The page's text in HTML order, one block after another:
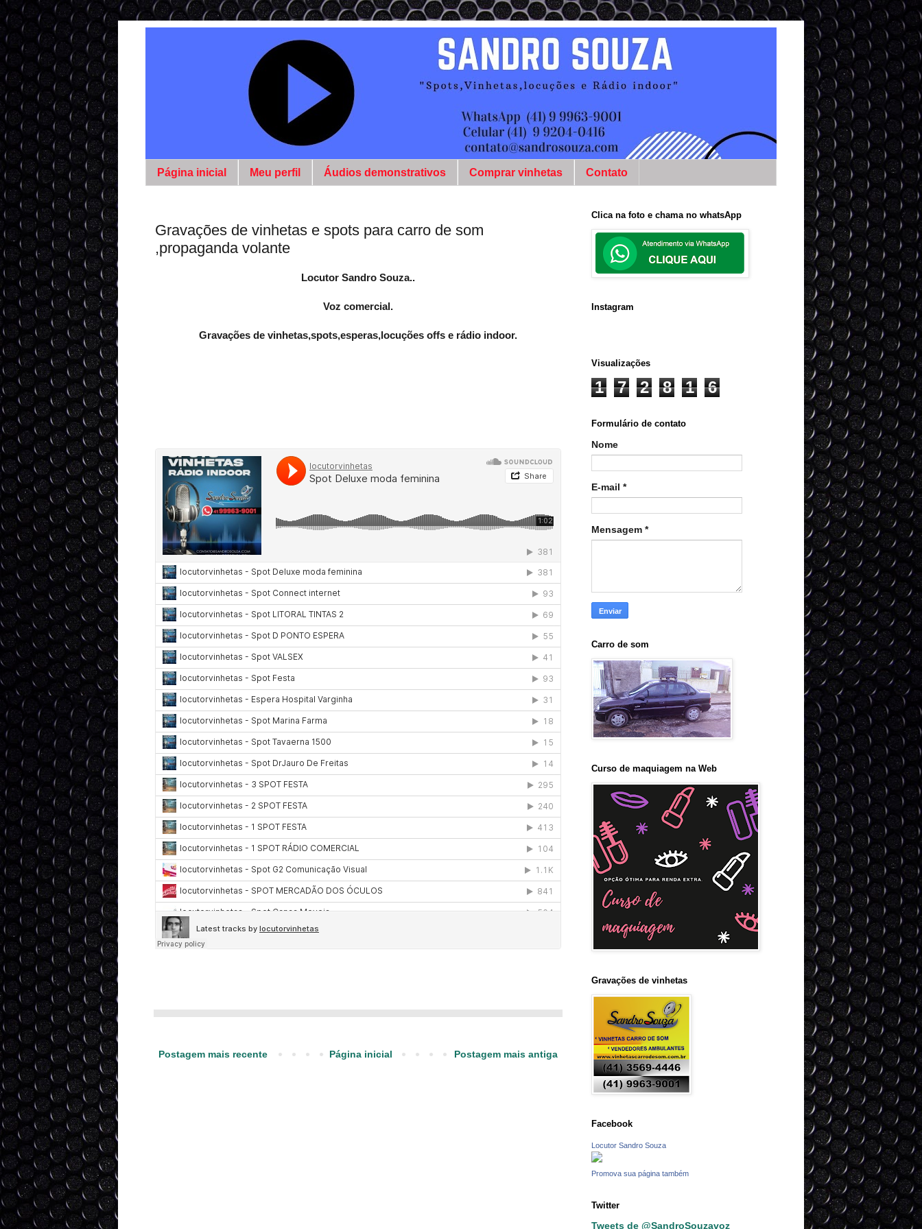
Página inicial Meu perfil Áudios demonstrativos Comprar vinhetas Contato
Gravações de vinhetas e spots para carro de som
,propaganda volante
Locutor Sandro Souza..
Voz comercial.
Gravações de vinhetas,spots,esperas,locuções offs e rádio indoor.
Postagem mais recente Postagem mais antiga
Página inicial
Clica na foto e chama no whatsApp
Instagram
Visualizações
1 7 2 8 1 6
Formulário de contato
Nome
E-mail *
Mensagem *
Carro de som
Curso de maquiagem na Web
Gravações de vinhetas
Facebook
Locutor Sandro Souza
Promova sua página também
Twitter
Tweets de @SandroSouzavoz